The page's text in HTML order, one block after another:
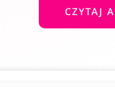
CZYTAJ